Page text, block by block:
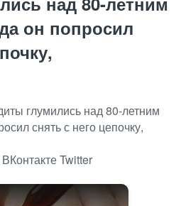
он попросил
глумились над 80-летним
снять с него цепочку,
ВКонтактеTwitter